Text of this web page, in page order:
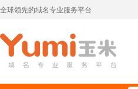
全球领先的域名专业服务平台